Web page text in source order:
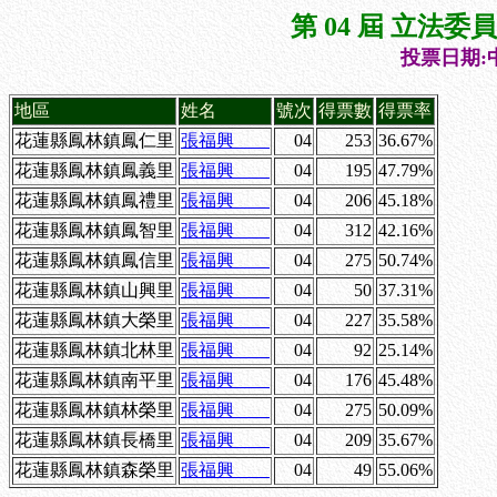
第 04 屆 立法委
投票日期:
地區 姓名 號次 得票數 得票率
花蓮縣鳳林鎮鳳仁里 張福興 04 253 36.67%
花蓮縣鳳林鎮鳳義里 張福興 04 195 47.79%
花蓮縣鳳林鎮鳳禮里 張福興 04 206 45.18%
花蓮縣鳳林鎮鳳智里 張福興 04 312 42.16%
花蓮縣鳳林鎮鳳信里 張福興 04 275 50.74%
花蓮縣鳳林鎮山興里 張福興 04 50 37.31%
花蓮縣鳳林鎮大榮里 張福興 04 227 35.58%
花蓮縣鳳林鎮北林里 張福興 04 92 25.14%
花蓮縣鳳林鎮南平里 張福興 04 176 45.48%
花蓮縣鳳林鎮林榮里 張福興 04 275 50.09%
花蓮縣鳳林鎮長橋里 張福興 04 209 35.67%
花蓮縣鳳林鎮森榮里 張福興 04 49 55.06%